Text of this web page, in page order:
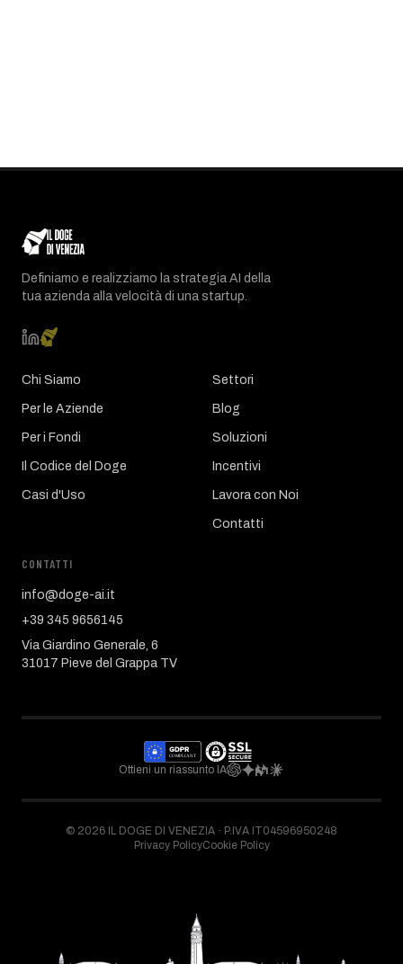
Definiamo e realizziamo la strategia AI della
tua azienda alla velocità di una startup.
Chi Siamo
Per le Aziende
Per i Fondi
Il Codice del Doge
Casi d'Uso
Settori
Blog
Soluzioni
Incentivi
Lavora con Noi
Contatti
CONTATTI
info@doge-ai.it
+39 345 9656145
Via Giardino Generale, 6
31017 Pieve del Grappa TV
Ottieni un riassunto IA
© 2026 IL DOGE DI VENEZIA · P.IVA IT04596950248
Privacy PolicyCookie Policy